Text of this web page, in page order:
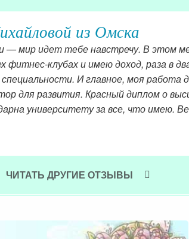
из Омска
— мир идет тебе навстречу. В этом
фитнес-клубах и имею доход, раза в
И главное, моя
для развития. Красный диплом о
университету за все, что имею.
ЧИТАТЬ ДРУГИЕ ОТЗЫВЫ